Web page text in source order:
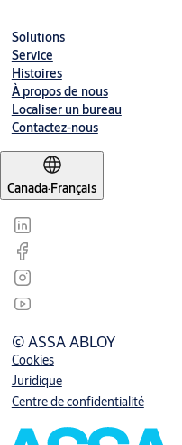
Solutions
Service
Histoires
À propos de nous
Localiser un bureau
Contactez-nous
Canada·Français
© ASSA ABLOY
Cookies
Juridique
Centre de confidentialité